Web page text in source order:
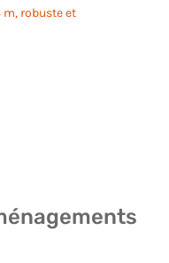
m, robuste et